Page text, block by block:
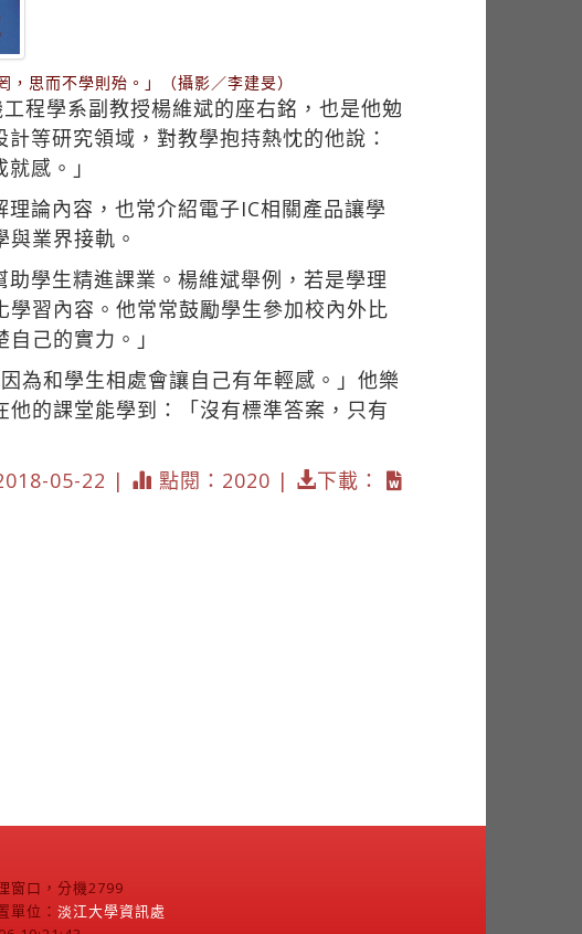
思而不學則殆。」（攝影／李建旻）
程學系副教授楊維斌的座右銘，也是他勉
等研究領域，對教學抱持熱忱的他說：
感。」
論內容，也常介紹電子IC相關產品讓學
業界接軌。
學生精進課業。楊維斌舉例，若是學理
習內容。他常常鼓勵學生參加校內外比
己的實力。」
為和學生相處會讓自己有年輕感。」他樂
的課堂能學到：「沒有標準答案，只有
05-22 | 點閱：2020 | 下載：
窗口，分機2799
單位： 淡江大學資訊處